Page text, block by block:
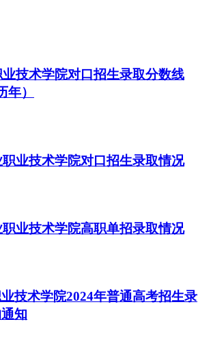
技术学院对口招生录取分数线
年）
业技术学院对口招生录取情况
业技术学院高职单招录取情况
技术学院2024年普通高考招生录
知